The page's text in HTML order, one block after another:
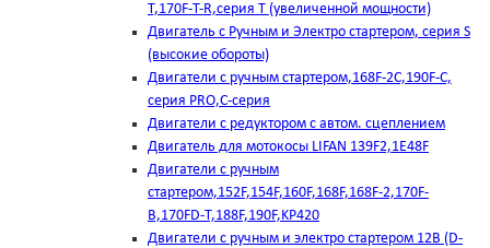
T,170F-T-R,серия Т (увеличенной мощности)
Двигатель с Ручным и Электро стартером, серия S
(высокие обороты)
Двигатели с ручным стартером,168F-2C,190F-C,
серия PRO,C-серия
Двигатели с редуктором с автом. сцеплением
Двигатель для мотокосы LIFAN 139F2,1E48F
Двигатели с ручным
стартером,152F,154F,160F,168F,168F-2,170F-
B,170FD-T,188F,190F,KP420
Двигатели с ручным и электро стартером 12В (D-